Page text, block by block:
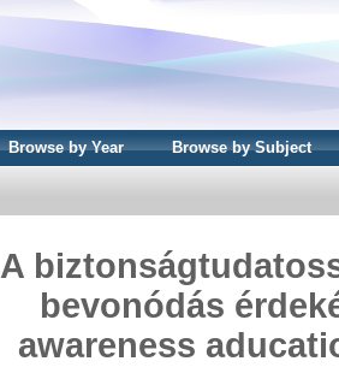
Browse by Year Browse by Subject
A
bevonódás
awareness